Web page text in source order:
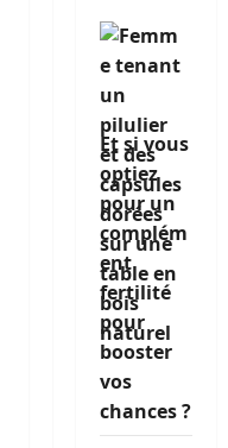
Et si vous
optiez
pour un
complém
ent
fertilité
pour
booster
vos
chances ?